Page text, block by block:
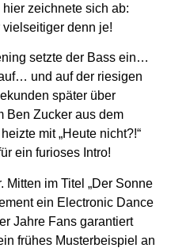
zeichnete sich ab:
vielseitiger denn je!
setzte der Bass ein…
und auf der riesigen
später über
Ben Zucker aus dem
mit „Heute nicht?!“
ein furioses Intro!
Mitten im Titel „Der Sonne
ein Electronic Dance
Jahre Fans garantiert
frühes Musterbeispiel an